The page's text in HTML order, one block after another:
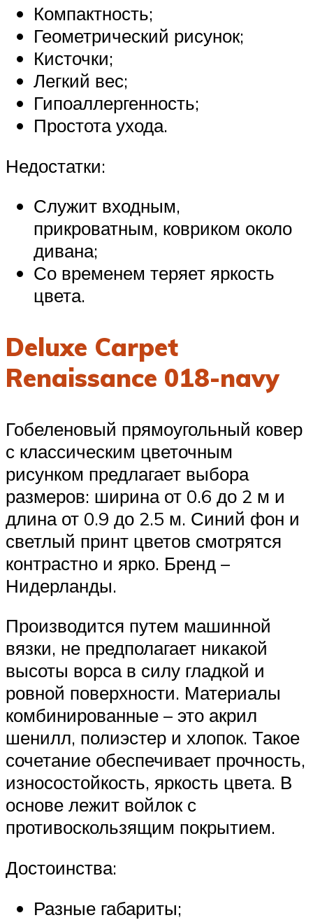
Компактность;
Геометрический рисунок;
Кисточки;
Легкий вес;
Гипоаллергенность;
Простота ухода.
Недостатки:
Служит входным,
прикроватным, ковриком около
дивана;
Со временем теряет яркость
цвета.
Deluxe Carpet
Renaissance 018-navy
Гобеленовый прямоугольный ковер
с классическим цветочным
рисунком предлагает выбора
размеров: ширина от 0.6 до 2 м и
длина от 0.9 до 2.5 м. Синий фон и
светлый принт цветов смотрятся
контрастно и ярко. Бренд –
Нидерланды.
Производится путем машинной
вязки, не предполагает никакой
высоты ворса в силу гладкой и
ровной поверхности. Материалы
комбинированные – это акрил
шенилл, полиэстер и хлопок. Такое
сочетание обеспечивает прочность,
износостойкость, яркость цвета. В
основе лежит войлок с
противоскользящим покрытием.
Достоинства:
Разные габариты;